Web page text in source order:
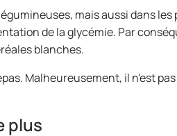
mais aussi dans
de la glycémie. Par
blanches.
Malheureusement, il n'est
plus